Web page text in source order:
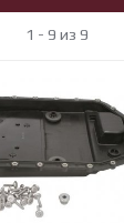
1 - 9 из 9